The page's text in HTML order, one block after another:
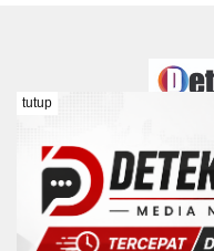
Redaksi Kontak
Kebijakan
COPYRIGHT ©
tutup